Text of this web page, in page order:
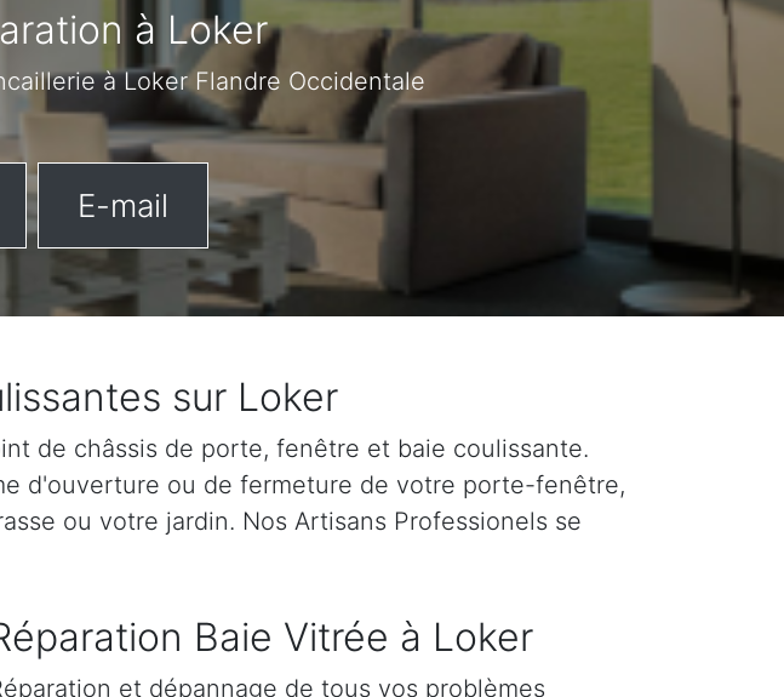
à Loker
à Loker Flandre Occidentale
E-mail
sur Loker
de châssis de porte, fenêtre et baie coulissante.
d'ouverture ou de fermeture de votre porte-fenêtre,
ou votre jardin. Nos Artisans Professionels se
Baie Vitrée à Loker
et dépannage de tous vos problèmes